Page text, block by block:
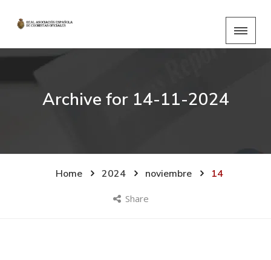
Archive for 14-11-2024
Home 2024 noviembre 14
Share